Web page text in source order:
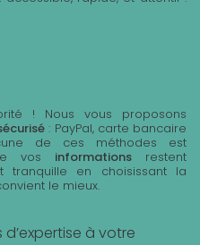
! Nous vous proposons
: PayPal, carte bancaire
de ces méthodes est
vos informationsrestent
tranquille en choisissant la
le mieux.
d’expertise à votre